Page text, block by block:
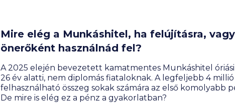
Mire elég a Munkáshitel, ha felújításra,
önerőként használnád fel?
A 2025 elején bevezetett kamatmentes Munkáshitel
26 év alatti, nem diplomás fiataloknak. A legfeljebb 4
felhasználható összeg sokak számára az első komolyabb
De mire is elég ez a pénz a gyakorlatban?